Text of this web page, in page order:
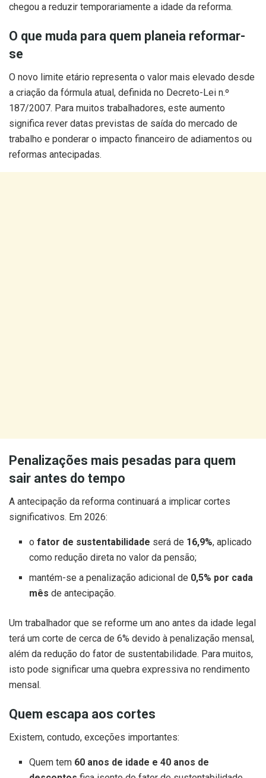
chegou a reduzir temporariamente a idade da reforma.
O que muda para quem planeia reformar-
se
O novo limite etário representa o valor mais elevado desde
a criação da fórmula atual, definida no Decreto-Lei n.º
187/2007. Para muitos trabalhadores, este aumento
significa rever datas previstas de saída do mercado de
trabalho e ponderar o impacto financeiro de adiamentos ou
reformas antecipadas.
Penalizações mais pesadas para quem
sair antes do tempo
A antecipação da reforma continuará a implicar cortes
significativos. Em 2026:
ofator de sustentabilidade será de 16,9%, aplicado
como redução direta no valor da pensão;
mantém-se a penalização adicional de 0,5% por cada
mês de antecipação.
Um trabalhador que se reforme um ano antes da idade legal
terá um corte de cerca de 6% devido à penalização mensal,
além da redução do fator de sustentabilidade. Para muitos,
isto pode significar uma quebra expressiva no rendimento
mensal.
Quem escapa aos cortes
Existem, contudo, exceções importantes:
Quem tem 60 anos de idade e 40 anos de